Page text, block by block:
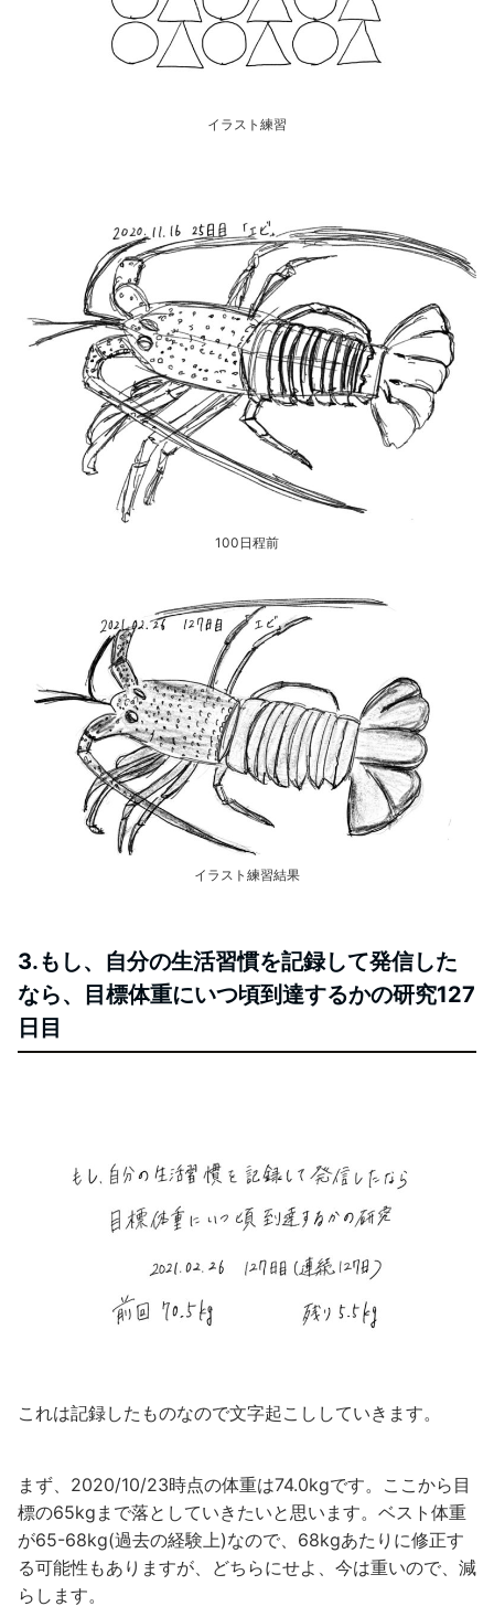
イラスト練習
100日程前
イラスト練習結果
3.もし、自分の生活習慣を記録して発信した
なら、目標体重にいつ頃到達するかの研究127
日目
これは記録したものなので文字起こししていきます。
まず、2020/10/23時点の体重は74.0kgです。ここから目
標の65kgまで落としていきたいと思います。ベスト体重
が65-68kg(過去の経験上)なので、68kgあたりに修正す
る可能性もありますが、どちらにせよ、今は重いので、減
らします。